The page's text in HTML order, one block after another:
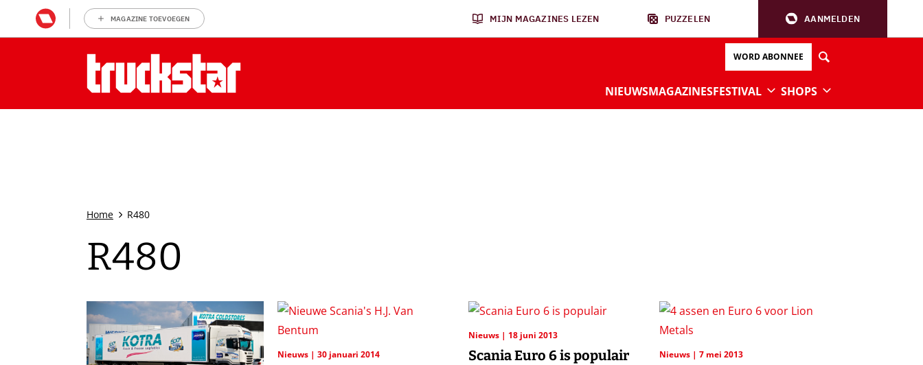
MAGAZINE TOEVOEGEN MIJN MAGAZINES LEZEN PUZZELEN AANMELDEN
WORD ABONNEE
NIEUWSMAGAZINESFESTIVAL SHOPS
Home R480
R480
Nieuws 30 januari 2014
Nieuws 18 juni 2013
Scania Euro 6 is populair Nieuws 7 mei 2013